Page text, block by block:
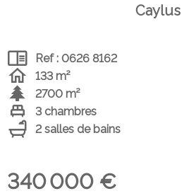
Caylus
Ref : 0626 8162
133 m²
2700 m²
3 chambres
2 salles de bains
340 000 €